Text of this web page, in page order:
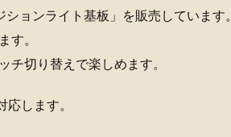
ョンライト基板」を販売しています。
す。
切り替えで楽しめます。
します。